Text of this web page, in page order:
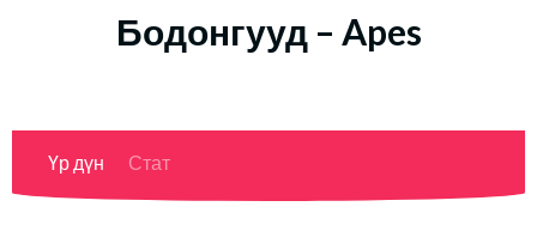
Бодонгууд – Apes
Үр дүн Стат